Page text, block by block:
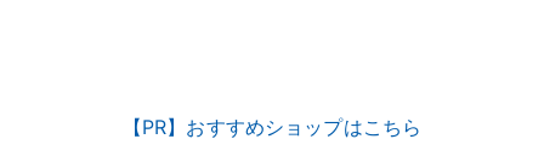
【PR】おすすめショップはこちら